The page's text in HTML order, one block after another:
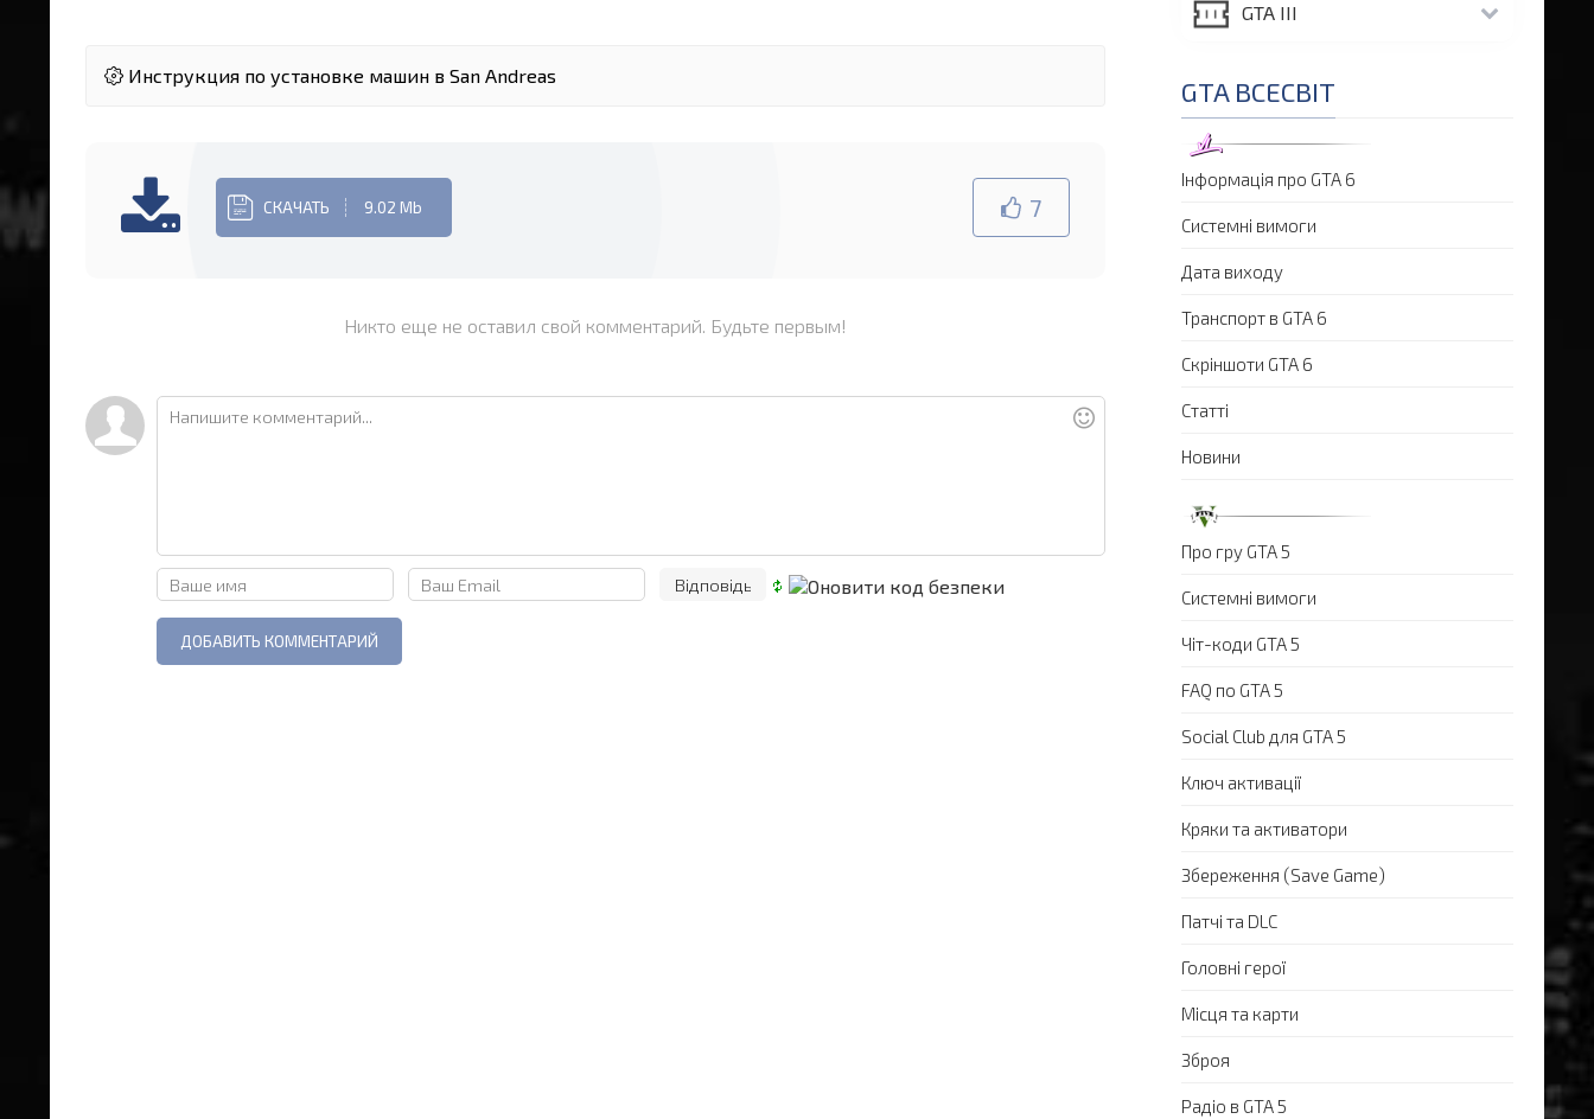
Инструкция по установке машин в San Andreas
СКАЧАТЬ 9.02 Mb 7
Никто еще не оставил свой комментарий. Будьте первым!
GTA III
GTA ВСЕСВІТ
Інформація про GTA 6
Системні вимоги
Дата виходу
Транспорт в GTA 6
Скріншоти GTA 6
Статті
Новини
Про гру GTA 5
Системні вимоги
Чіт-коди GTA 5
FAQ по GTA 5
Social Club для GTA 5
Ключ активації
Кряки та активатори
Збереження (Save Game)
Патчі та DLC
Головні герої
Місця та карти
Зброя
Радіо в GTA 5